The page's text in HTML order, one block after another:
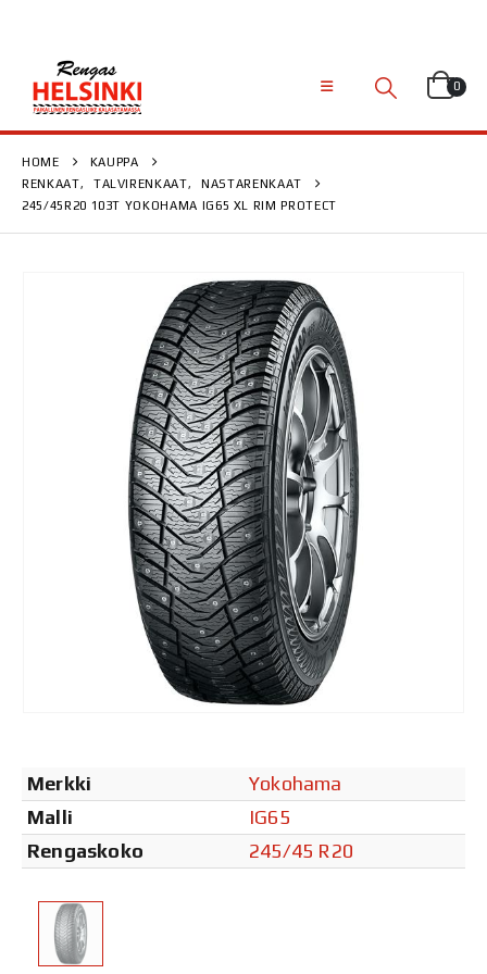
0
HOME
KAUPPA
RENKAAT, TALVIRENKAAT,
NASTARENKAAT
245/45R20 103T YOKOHAMA IG65 XL RIM PROTECT
Merkki
Yokohama
Malli
IG65
Rengaskoko
245/45 R20